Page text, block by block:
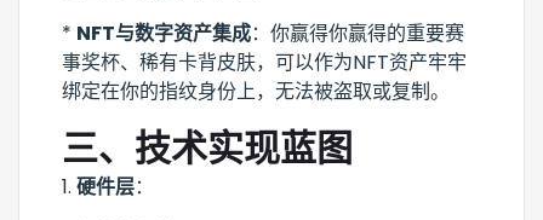
* NFT与数字资产集成：你赢得你赢得的重要赛
事奖杯、稀有卡背皮肤，可以作为NFT资产牢牢
绑定在你的指纹身份上，无法被盗取或复制。
三、技术实现蓝图
1. 硬件层：